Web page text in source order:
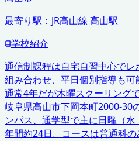
最寄り駅： JR高山線 高山駅
学校紹介
通信制課程は自宅自習中心で
組み合わせ、平日個別指導も
通常4年だが木曜スクーリング
岐阜県高山市下岡本町2000-30
ンパス、通学型で主に日曜（水
年間約24日。コースは普通科の